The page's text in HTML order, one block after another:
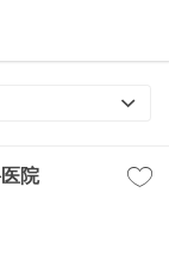
院